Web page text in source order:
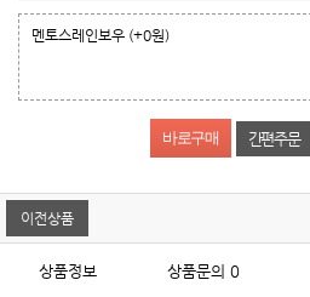
멘토스레인보우 (+0원)
간편주문
이전상품
상품정보 상품문의 0